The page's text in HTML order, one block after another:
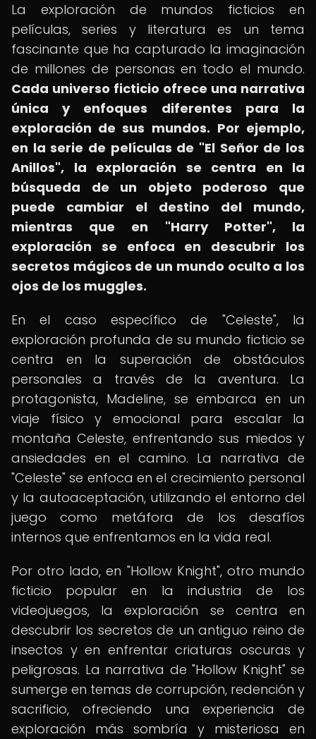
La exploración de mundos ficticios en
películas, series y literatura es un tema
fascinante que ha capturado la imaginación
de millones de personas en todo el mundo.
Cada universo ficticio ofrece una narrativa
única y enfoques diferentes para la
exploración de sus mundos. Por ejemplo,
en la serie de películas de "El Señor de los
Anillos", la exploración se centra en la
búsqueda de un objeto poderoso que
puede cambiar el destino del mundo,
mientras que en "Harry Potter", la
exploración se enfoca en descubrir los
secretos mágicos de un mundo oculto a los
ojos de los muggles.
En el caso específico de "Celeste", la
exploración profunda de su mundo ficticio se
centra en la superación de obstáculos
personales a través de la aventura. La
protagonista, Madeline, se embarca en un
viaje físico y emocional para escalar la
montaña Celeste, enfrentando sus miedos y
ansiedades en el camino. La narrativa de
"Celeste" se enfoca en el crecimiento personal
y la autoaceptación, utilizando el entorno del
juego como metáfora de los desafíos
internos que enfrentamos en la vida real.
Por otro lado, en "Hollow Knight", otro mundo
ficticio popular en la industria de los
videojuegos, la exploración se centra en
descubrir los secretos de un antiguo reino de
insectos y en enfrentar criaturas oscuras y
peligrosas. La narrativa de "Hollow Knight" se
sumerge en temas de corrupción, redención y
sacrificio, ofreciendo una experiencia de
exploración más sombría y misteriosa en